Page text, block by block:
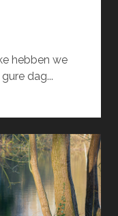
hebben we
dag...